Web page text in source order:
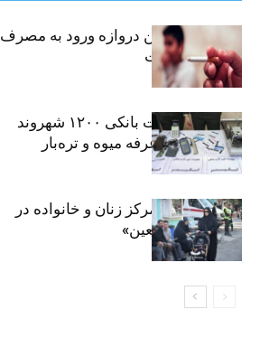
سیگار، مهمترین دروازه ورود به مصرف
موادمخدر است
افشای اطلاعات بانکی ۱۲۰۰ شهروند
تهرانی در یک غرفه میوه و تره‌بار
روایت حضور مرکز زنان و خانواده در
«جاماندگان اربعین»